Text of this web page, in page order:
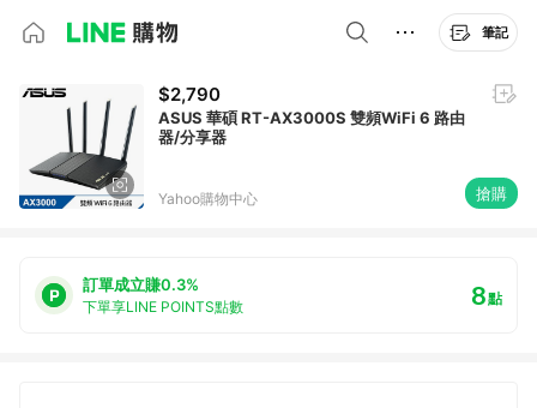
筆記
$2,790
ASUS 華碩 RT-AX3000S 雙頻WiFi 6 路由
器/分享器
Yahoo購物中心 搶購
訂單成立賺0.3%
下單享LINE POINTS點數 8點